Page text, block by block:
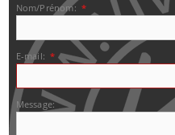
Nom/Prénom: *
E-mail: *
Message: